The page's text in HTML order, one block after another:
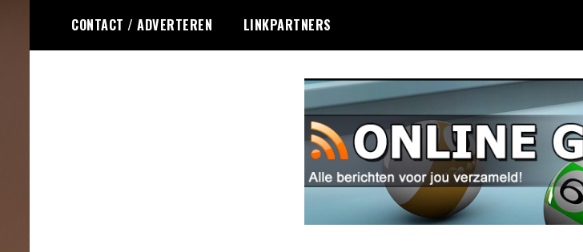
de
CONTACT / ADVERTEREN LINKPARTNERS